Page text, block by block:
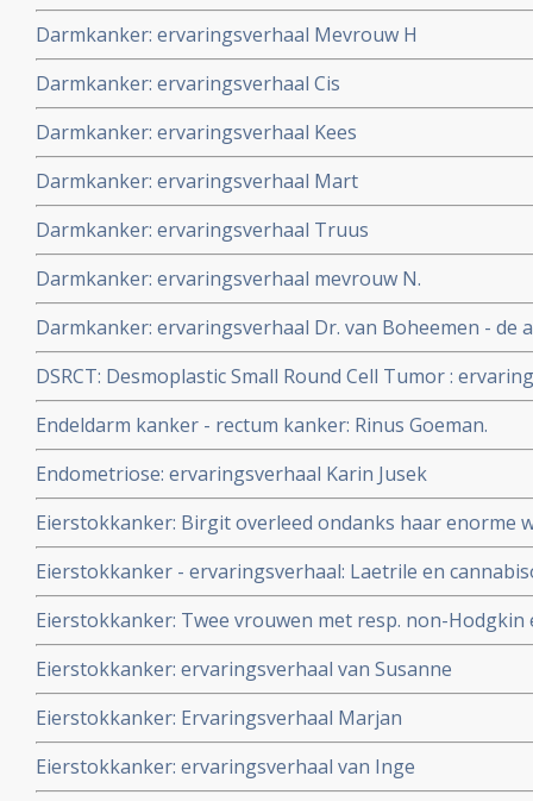
Darmkanker: ervaringsverhaal Mevrouw H
Darmkanker: ervaringsverhaal Cis
Darmkanker: ervaringsverhaal Kees
Darmkanker: ervaringsverhaal Mart
Darmkanker: ervaringsverhaal Truus
Darmkanker: ervaringsverhaal mevrouw N.
Darmkanker: ervaringsverhaal Dr. van Boheemen - de
DSRCT: Desmoplastic Small Round Cell Tumor :
Endeldarm kanker - rectum kanker: Rinus Goeman.
Endometriose: ervaringsverhaal Karin Jusek
Eierstokkanker: Birgit overleed ondanks haar enorme
haar man en familie en aanvullende behandelingen
standaardbehandelingen veel te jong
Eierstokkanker - ervaringsverhaal: Laetrile en
alle tumoren nagenoeg verdwijnen bij 81 jarige vrouw
sereus eierstokkanker. Na 20 maanden klinisch
Eierstokkanker: Twee vrouwen met resp. non-
bewust voor geen chemo maar gezonde leefwijze, het
beiden in totale remissie. Lees hun verhaal dat
Eierstokkanker: ervaringsverhaal van Susanne
Eierstokkanker: Ervaringsverhaal Marjan
Eierstokkanker: ervaringsverhaal van Inge